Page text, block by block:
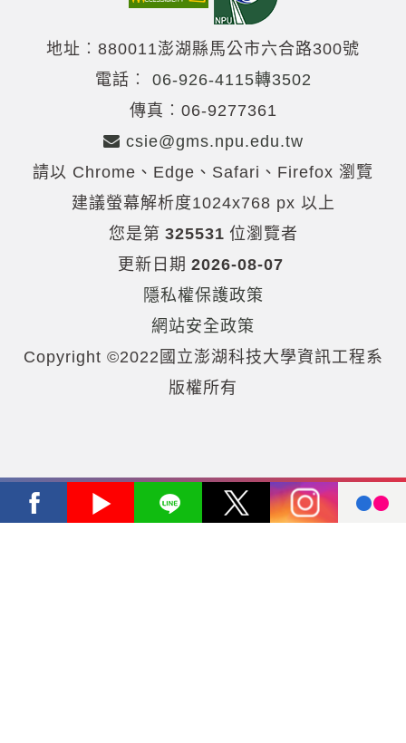
地址︰880011澎湖縣馬公市六合路300號
電話︰ 06-926-4115轉3502
傳真︰06-9277361
csie@gms.npu.edu.tw
請以 Chrome、Edge、Safari、Firefox 瀏覽
建議螢幕解析度1024x768 px 以上
您是第 325531 位瀏覽者
更新日期 2026-08-07
隱私權保護政策
網站安全政策
Copyright ©2022國立澎湖科技大學資訊工程系
版權所有
Facebook Youtube Line X Instagram